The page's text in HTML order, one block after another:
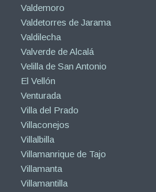
Valdemoro
Valdetorres de Jarama
Valdilecha
Valverde de Alcalá
Velilla de San Antonio
El Vellón
Venturada
Villa del Prado
Villaconejos
Villalbilla
Villamanrique de Tajo
Villamanta
Villamantilla